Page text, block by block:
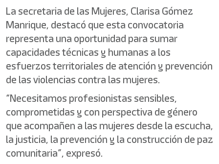
La secretaria de las Mujeres, Clarisa Gómez
Manrique, destacó que esta convocatoria
representa una oportunidad para sumar
capacidades técnicas y humanas a los
esfuerzos territoriales de atención y prevención
de las violencias contra las mujeres.
“Necesitamos profesionistas sensibles,
comprometidas y con perspectiva de género
que acompañen a las mujeres desde la escucha,
la justicia, la prevención y la construcción de paz
comunitaria”, expresó.